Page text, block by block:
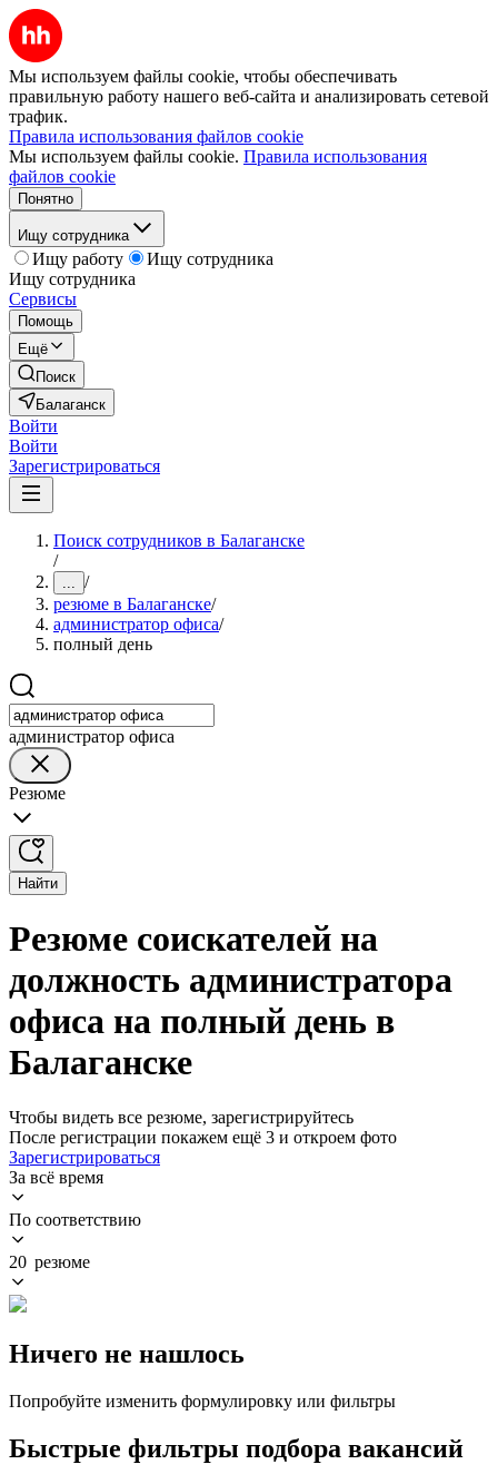
Мы используем файлы cookie, чтобы обеспечивать
правильную работу нашего веб-сайта и анализировать сетевой
трафик.
Правила использования файлов cookie
Мы используем файлы cookie. Правила использования
файлов cookie
Понятно
Ищу сотрудника
Ищу работу
Ищу сотрудника
Ищу сотрудника
Сервисы
Помощь
Ещё
Поиск
Балаганск
Войти
Войти
Зарегистрироваться
Поиск сотрудников в Балаганске
/
... /
резюме в Балаганске/
администратор офиса/
полный день
администратор офиса
Резюме
Найти
Резюме соискателей на
должность администратора
офиса на полный день в
Балаганске
Чтобы видеть все резюме, зарегистрируйтесь
После регистрации покажем ещё 3 и откроем фото
Зарегистрироваться
За всё время
По соответствию
20 резюме
Ничего не нашлось
Попробуйте изменить формулировку или фильтры
Быстрые фильтры подбора вакансий